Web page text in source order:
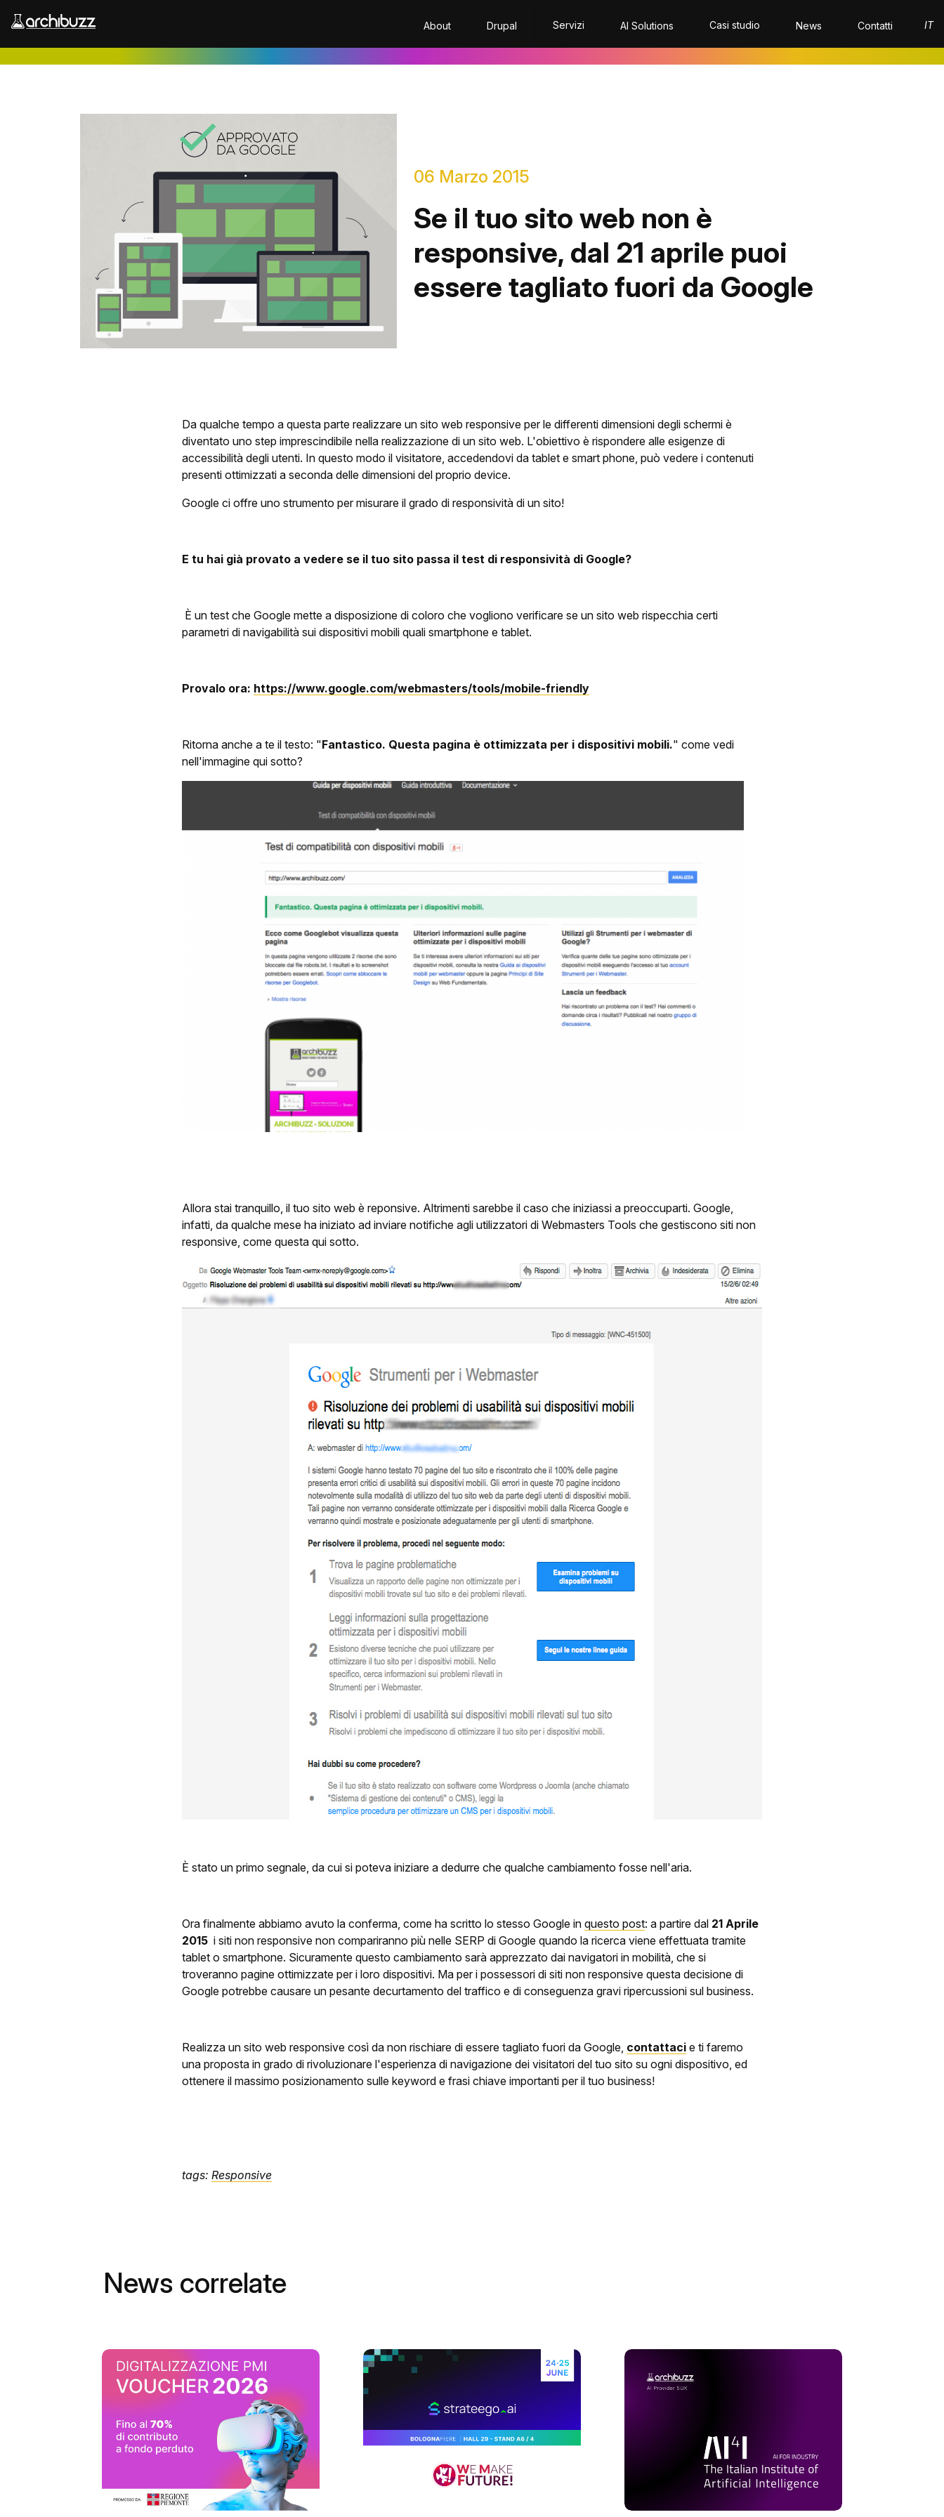
About Drupal Servizi AI Solutions Casi studio News Contatti IT
06 Marzo 2015
Se il tuo sito web non è
responsive, dal 21 aprile puoi
essere tagliato fuori da Google
Da qualche tempo a questa parte realizzare un sito web responsive per le differenti dimensioni degli schermi è
diventato uno step imprescindibile nella realizzazione di un sito web. L'obiettivo è rispondere alle esigenze di
accessibilità degli utenti. In questo modo il visitatore, accedendovi da tablet e smart phone, può vedere i contenuti
presenti ottimizzati a seconda delle dimensioni del proprio device.
Google ci offre uno strumento per misurare il grado di responsività di un sito!
E tu hai già provato a vedere se il tuo sito passa il test di responsività di Google?
È un test che Google mette a disposizione di coloro che vogliono verificare se un sito web rispecchia certi
parametri di navigabilità sui dispositivi mobili quali smartphone e tablet.
Provalo ora: https://www.google.com/webmasters/tools/mobile-friendly
Ritorna anche a te il testo: "Fantastico. Questa pagina è ottimizzata per i dispositivi mobili." come vedi
nell'immagine qui sotto?
Allora stai tranquillo, il tuo sito web è reponsive. Altrimenti sarebbe il caso che iniziassi a preoccuparti. Google,
infatti, da qualche mese ha iniziato ad inviare notifiche agli utilizzatori di Webmasters Tools che gestiscono siti non
responsive, come questa qui sotto.
È stato un primo segnale, da cui si poteva iniziare a dedurre che qualche cambiamento fosse nell'aria.
Ora finalmente abbiamo avuto la conferma, come ha scritto lo stesso Google in questo post: a partire dal 21 Aprile
2015 i siti non responsive non compariranno più nelle SERP di Google quando la ricerca viene effettuata tramite
tablet o smartphone. Sicuramente questo cambiamento sarà apprezzato dai navigatori in mobilità, che si
troveranno pagine ottimizzate per i loro dispositivi. Ma per i possessori di siti non responsive questa decisione di
Google potrebbe causare un pesante decurtamento del traffico e di conseguenza gravi ripercussioni sul business.
Realizza un sito web responsive così da non rischiare di essere tagliato fuori da Google, contattaci e ti faremo
una proposta in grado di rivoluzionare l'esperienza di navigazione dei visitatori del tuo sito su ogni dispositivo, ed
ottenere il massimo posizionamento sulle keyword e frasi chiave importanti per il tuo business!
tags: Responsive
News correlate